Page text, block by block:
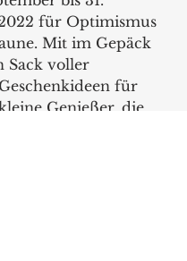
für Optimismus
Mit im Gepäck
Sack voller
für
Genießer, die